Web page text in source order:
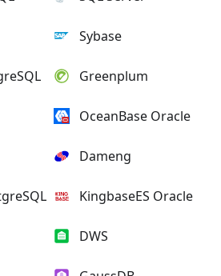
Sybase
Greenplum
OceanBase Oracle
Dameng
KingbaseES Oracle
DWS